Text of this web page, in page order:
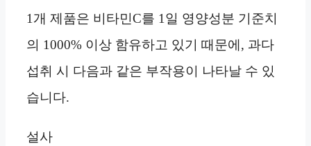
1개 제품은 비타민C를 1일 영양성분 기준치
의 1000% 이상 함유하고 있기 때문에, 과다
섭취 시 다음과 같은 부작용이 나타날 수 있
습니다.
설사